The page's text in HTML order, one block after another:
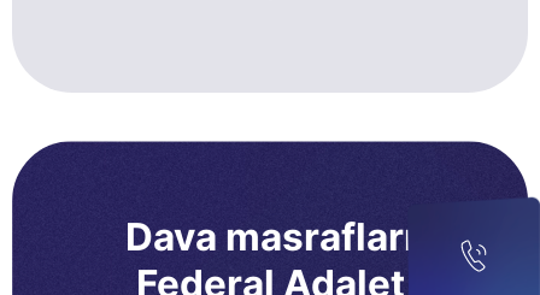
Dava masrafları
Federal Adalet